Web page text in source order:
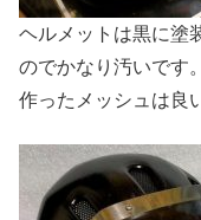
ヘルメットは黒に塗
のでかなり汚いです
作ったメッシュは良